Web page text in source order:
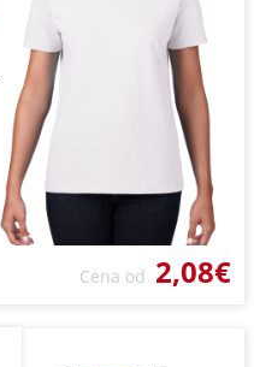
Cena od 2,08€